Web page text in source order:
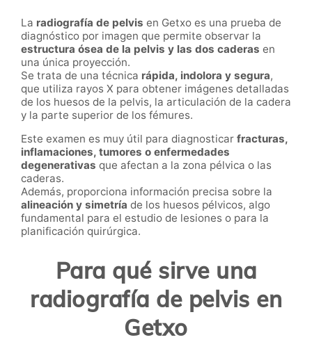
La radiografía de pelvis en Getxo es una prueba de
diagnóstico por imagen que permite observar la
estructura ósea de la pelvis y las dos caderas en
una única proyección.
Se trata de una técnica rápida, indolora y segura,
que utiliza rayos X para obtener imágenes detalladas
de los huesos de la pelvis, la articulación de la cadera
y la parte superior de los fémures.
Este examen es muy útil para diagnosticar fracturas,
inflamaciones, tumores o enfermedades
degenerativas que afectan a la zona pélvica o las
caderas.
Además, proporciona información precisa sobre la
alineación y simetría de los huesos pélvicos, algo
fundamental para el estudio de lesiones o para la
planificación quirúrgica.
Para qué sirve una
radiografía de pelvis en
Getxo